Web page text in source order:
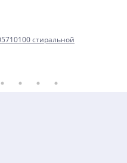
стиральной